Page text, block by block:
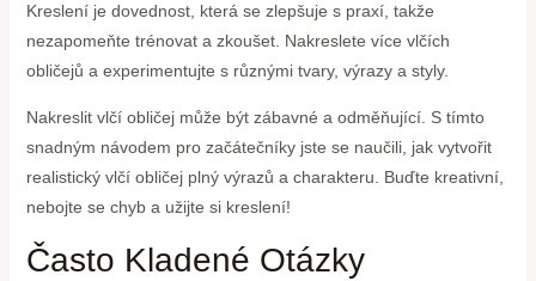
Kreslení je dovednost, která se zlepšuje s praxí, takže
nezapomeňte trénovat a zkoušet. Nakreslete více vlčích
obličejů a experimentujte s různými tvary, výrazy a styly.
Nakreslit vlčí obličej může být zábavné a odměňující. S tímto
snadným návodem pro začátečníky jste se naučili, jak vytvořit
realistický vlčí obličej plný výrazů a charakteru. Buďte kreativní,
nebojte se chyb a užijte si kreslení!
Často Kladené Otázky